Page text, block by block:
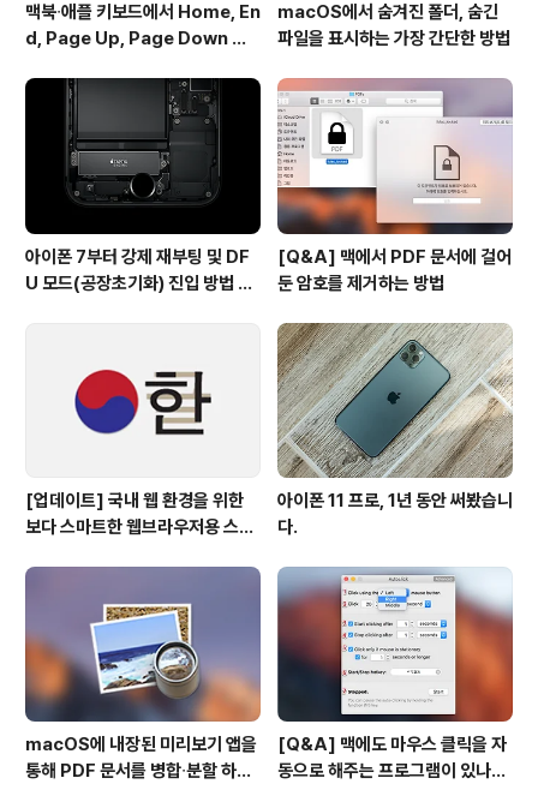
맥북∙애플 키보드에서 Home, En
d, Page Up, Page Down 키
macOS에서 숨겨진 폴더, 숨긴
파일을 표시하는 가장 간단한 방법
아이폰 7부터 강제 재부팅 및 DF
U 모드(공장초기화) 진입 방법 변
[Q&A] 맥에서 PDF 문서에 걸어
둔 암호를 제거하는 방법
[업데이트] 국내 웹 환경을 위한
보다 스마트한 웹브라우저용 스타
아이폰 11 프로, 1년 동안 써봤습니
다.
macOS에 내장된 미리보기 앱을
통해 PDF 문서를 병합∙분할 하는
[Q&A] 맥에도 마우스 클릭을 자
동으로 해주는 프로그램이 있나